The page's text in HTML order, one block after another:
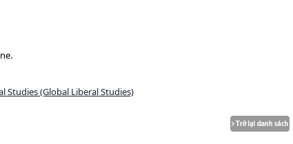
(Global Liberal Studies)